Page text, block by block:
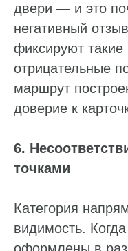
двери — и это
негативный
фиксируют такие
отрицательные
маршрут
доверие к
6.
точками
Категория
видимость.